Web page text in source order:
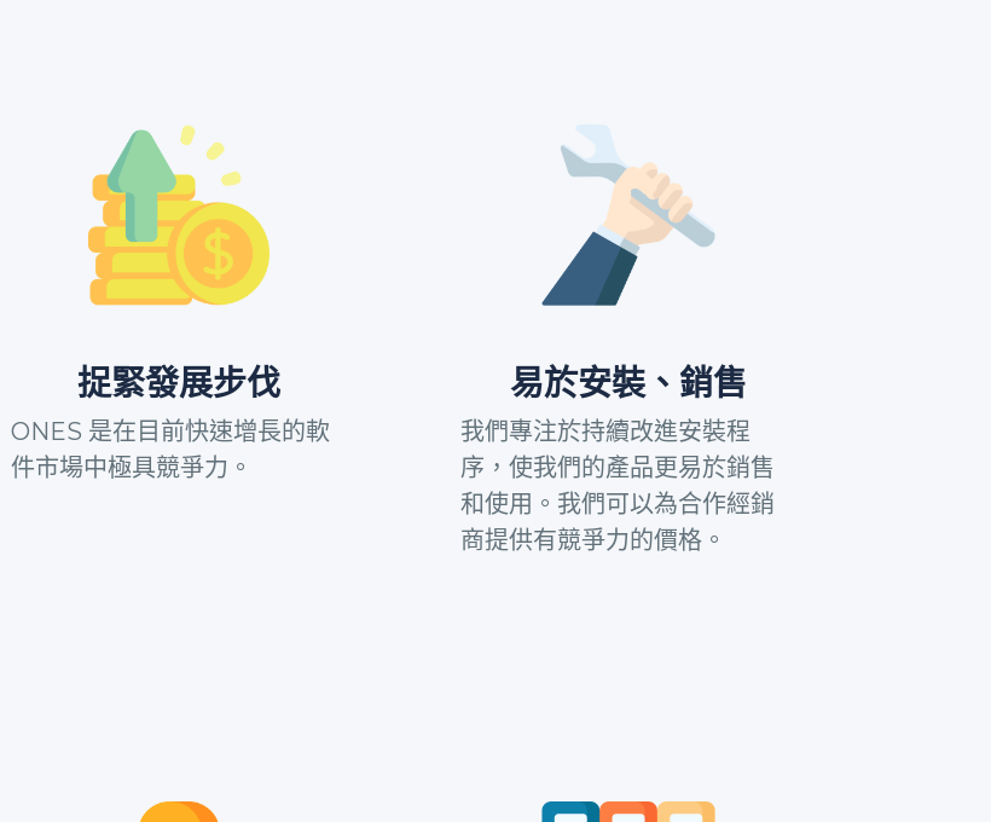
捉緊發展步伐
ONES 是在目前快速增長的軟
件市場中極具競爭力。
易於安裝、銷售
我們專注於持續改進安裝程
序，使我們的產品更易於銷售
和使用。我們可以為合作經銷
商提供有競爭力的價格。